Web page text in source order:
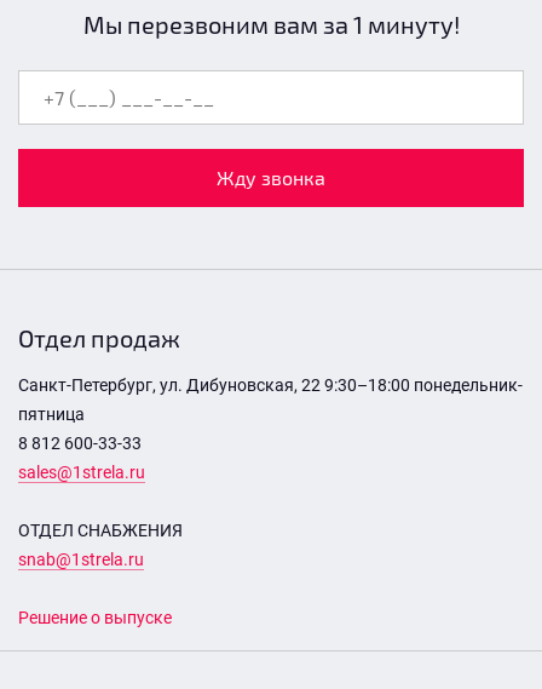
Мы перезвоним вам за 1 минуту!
Жду звонка
Отдел продаж
Санкт-Петербург, ул. Дибуновская, 22 9:30–18:00 понедельник-
пятница
8 812 600-33-33
sales@1strela.ru
ОТДЕЛ СНАБЖЕНИЯ
snab@1strela.ru
Решение о выпуске